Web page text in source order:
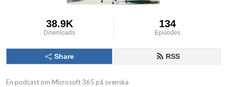
38.9K
Downloads
134
Episodes
Share RSS
En podcast om Microsoft 365 på svenska